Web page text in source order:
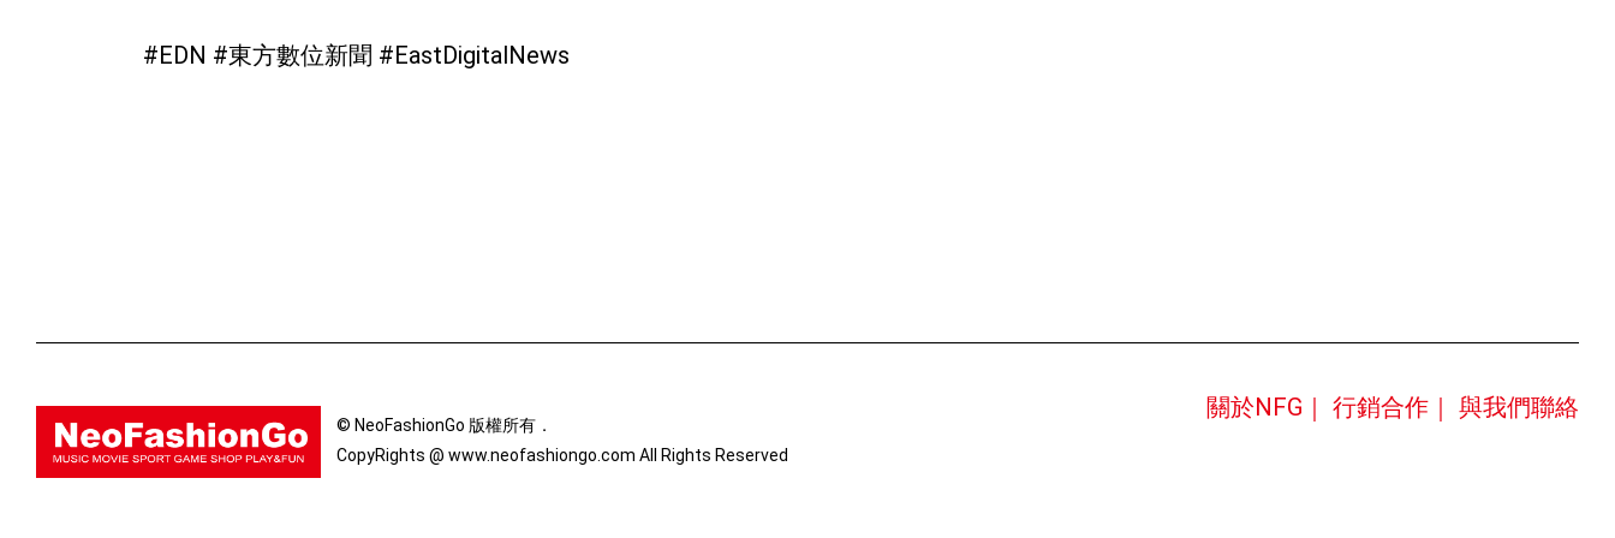
#EDN #東方數位新聞 #EastDigitalNews
關於NFG｜ 行銷合作｜ 與我們聯絡
© NeoFashionGo 版權所有．
CopyRights @ www.neofashiongo.com All Rights Reserved